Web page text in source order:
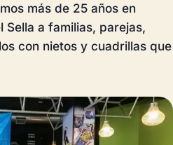
más de 25 años en
a familias, parejas,
con nietos y cuadrillas que